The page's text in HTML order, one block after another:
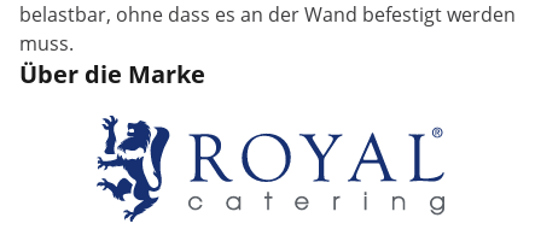
belastbar, ohne dass es an der Wand befestigt werden
muss.
Über die Marke